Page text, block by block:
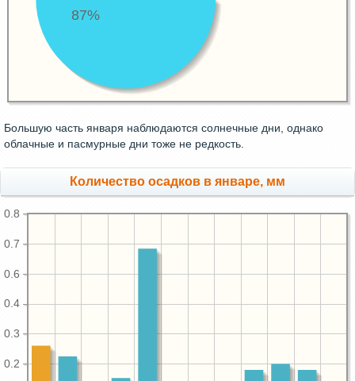
87%
Большую часть января наблюдаются солнечные дни, однако
облачные и пасмурные дни тоже не редкость.
Количество осадков в январе, мм
0.2
0.3
0.4
0.6
0.7
0.8